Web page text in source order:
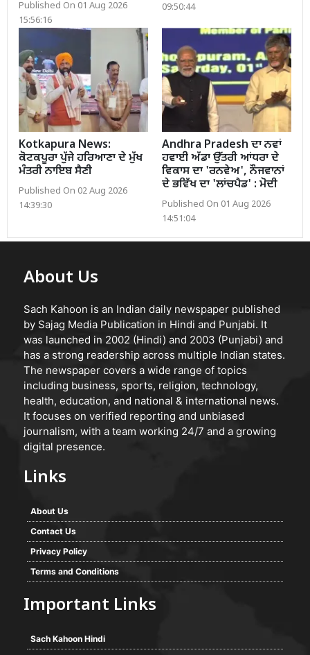
Published On 01 Aug 2026
15:56:16
09:50:44
Kotkapura News:
ਕੋਟਕਪੂਰਾ ਪੁੱਜੇ ਹਰਿਆਣਾ ਦੇ ਮੁੱਖ
ਮੰਤਰੀ ਨਾਇਬ ਸੈਣੀ
Published On 02 Aug 2026
14:39:30
Andhra Pradesh ਦਾ ਨਵਾਂ
ਹਵਾਈ ਅੱਡਾ ਉੱਤਰੀ ਆਂਧਰਾ ਦੇ
ਵਿਕਾਸ ਦਾ 'ਰਨਵੇਅ', ਨੌਜਵਾਨਾਂ
ਦੇ ਭਵਿੱਖ ਦਾ 'ਲਾਂਚਪੈਡ' : ਮੋਦੀ
Published On 01 Aug 2026
14:51:04
About Us
Sach Kahoon is an Indian daily newspaper published
by Sajag Media Publication in Hindi and Punjabi. It
was launched in 2002 (Hindi) and 2003 (Punjabi) and
has a strong readership across multiple Indian states.
The newspaper covers a wide range of topics
including business, sports, religion, technology,
health, education, and national & international news.
It focuses on verified reporting and unbiased
journalism, with a team working 24/7 and a growing
digital presence.
Links
About Us
Contact Us
Privacy Policy
Terms and Conditions
Important Links
Sach Kahoon Hindi